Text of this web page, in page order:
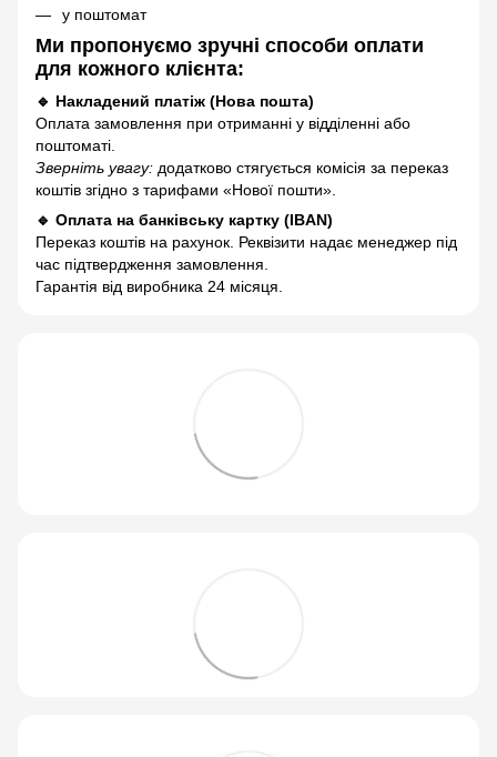
у поштомат
Ми пропонуємо зручні способи оплати
для кожного клієнта:
🔹 Накладений платіж (Нова пошта)
Оплата замовлення при отриманні у відділенні або
поштоматі.
Зверніть увагу: додатково стягується комісія за переказ
коштів згідно з тарифами «Нової пошти».
🔹 Оплата на банківську картку (IBAN)
Переказ коштів на рахунок. Реквізити надає менеджер під
час підтвердження замовлення.
Гарантія від виробника 24 місяця.